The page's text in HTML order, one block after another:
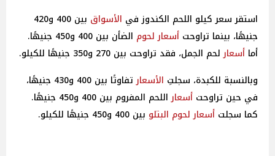
استقر سعر كيلو اللحم الكندوز في الأسواق
بين 400 و420
جنيهًا، بينما تراوحت أسعار لحوم
الضأن بين 400 و450 جنيهًا.
أما أسعارلحم الجمل، فقد تراوحت بين 270 و350 جنيهًا للكيلو.
وبالنسبة للكبدة، سجلتِ الأسعار
تفاوتًا بين 400 و430 جنيهًا،
في حين تراوحت أسعار
اللحم المفروم بين 400 و450 جنيهًا.
كما سجلت أسعار لحوم البتلو بين 400 و450 جنيهًا للكيلو.